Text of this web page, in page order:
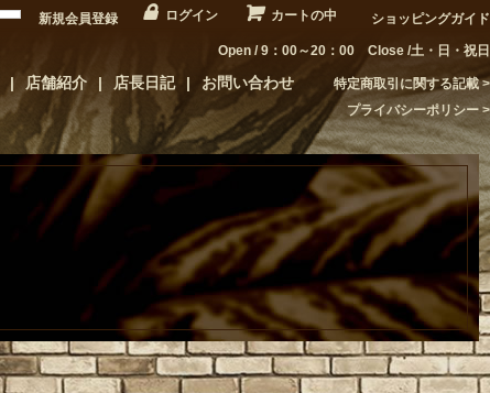
新規会員登録 ログイン カートの中 ショッピングガイド
Open / 9：00～20：00 Close /土・日・祝日
店舗紹介 店長日記 お問い合わせ
特定商取引に関する記載
プライバシーポリシー